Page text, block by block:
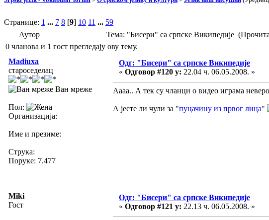
Странице: 1 ... 7 8 [9] 10 11 ... 59
Аутор
Тема: "Бисери" са српске Википедије
0 чланова и 1 гост прегледају ову тему.
Madiuxa
староседелац
Ван мреже
Пол:
Организација:
Име и презиме:
Струка:
Поруке: 7.477
Одг: "Бисери" са српске Википедије
« Одговор #120 у: 22.04 ч. 06.05.2008. »
Аааа.. А тек су чланци о видео играма
А јесте ли чули за "пуцачину из првог лица"
Miki
Гост
Одг: "Бисери" са српске Википедије
« Одговор #121 у: 22.13 ч. 06.05.2008. »